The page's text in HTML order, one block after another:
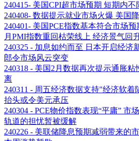
240415- 美国CPI超市场预期 短期内
240408- 数据提示就业市场火爆 美国
240401- 美国PCE指数基本符合市场
月PMI指数重回枯荣线上 经济景气回
240325 - 加息如约而至 日本开启经济
郎令市场风云突变
240318 - 美国2月数据再次提示通胀
离
240311 - 周五经济数据支持"经济软
抬头或令美元承压
240304 - PCE物价指数表现“平庸” 市
轨道的担忧暂被缓解
240226 - 美联储降息预期减弱带来的